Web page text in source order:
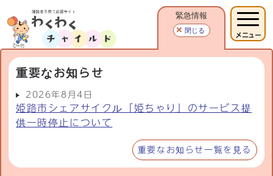
緊急情報
閉じる
重要なお知らせ
2026年8月4日
姫路市シェアサイクル「姫ちゃり」のサービス提
供一時停止について
重要なお知らせ一覧を見る
メニュー